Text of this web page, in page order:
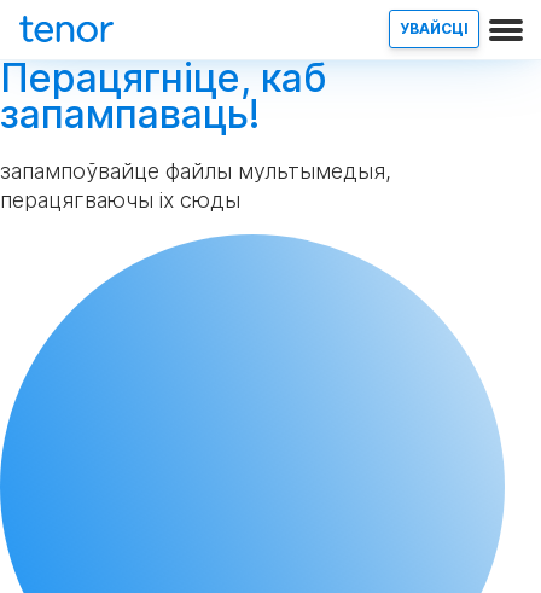
УВАЙСЦІ
Перацягніце, каб
запампаваць!
запампоўвайце файлы мультымедыя,
перацягваючы іх сюды